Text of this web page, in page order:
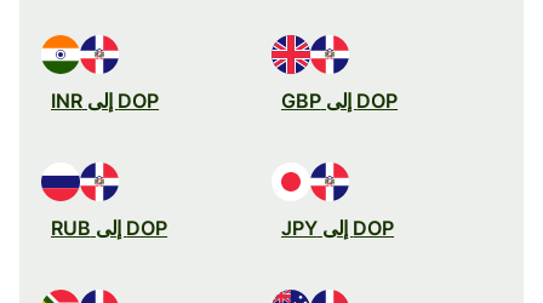
DOP إلى GBP DOP إلى INR
DOP إلى JPY DOP إلى RUB